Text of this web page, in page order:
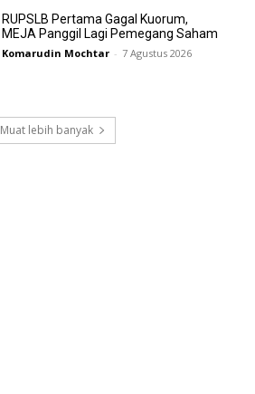
RUPSLB Pertama Gagal Kuorum,
MEJA Panggil Lagi Pemegang Saham
Komarudin Mochtar - 7 Agustus 2026
Muat lebih banyak